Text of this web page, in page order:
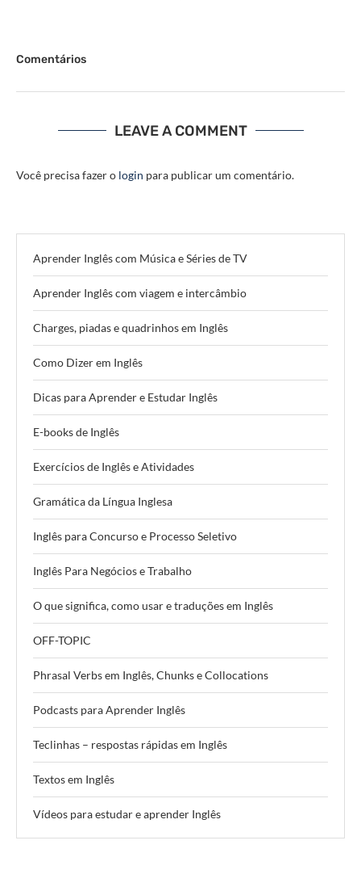
Comentários
LEAVE A COMMENT
Você precisa fazer o login para publicar um comentário.
Aprender Inglês com Música e Séries de TV
Aprender Inglês com viagem e intercâmbio
Charges, piadas e quadrinhos em Inglês
Como Dizer em Inglês
Dicas para Aprender e Estudar Inglês
E-books de Inglês
Exercícios de Inglês e Atividades
Gramática da Língua Inglesa
Inglês para Concurso e Processo Seletivo
Inglês Para Negócios e Trabalho
O que significa, como usar e traduções em Inglês
OFF-TOPIC
Phrasal Verbs em Inglês, Chunks e Collocations
Podcasts para Aprender Inglês
Teclinhas – respostas rápidas em Inglês
Textos em Inglês
Vídeos para estudar e aprender Inglês